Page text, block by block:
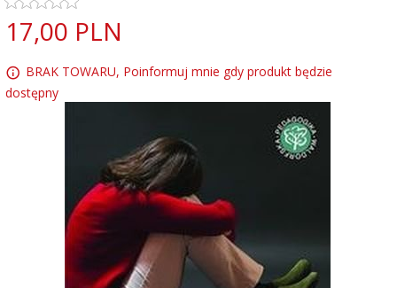
17,00 PLN
BRAK TOWARU, Poinformuj mnie gdy produkt będzie
dostępny